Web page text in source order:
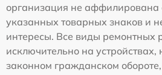
организация не аффилирована
указанных товарных знаков и
интересы. Все виды ремонтных
исключительно на
законном гражданском обороте,